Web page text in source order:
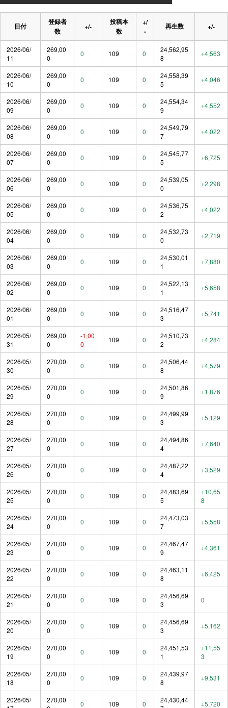
日付
登録者
数
+/-
投稿本
数
+/
-
再生数 +/-
2026/06/
11
269,00
0
0 109 0
24,562,95
8
+4,563
2026/06/
10
269,00
0
0 109 0
24,558,39
5
+4,046
2026/06/
09
269,00
0
0 109 0
24,554,34
9
+4,552
2026/06/
08
269,00
0
0 109 0
24,549,79
7
+4,022
2026/06/
07
269,00
0
0 109 0
24,545,77
5
+6,725
2026/06/
06
269,00
0
0 109 0
24,539,05
0
+2,298
2026/06/
05
269,00
0
0 109 0
24,536,75
2
+4,022
2026/06/
04
269,00
0
0 109 0
24,532,73
0
+2,719
2026/06/
03
269,00
0
0 109 0
24,530,01
1
+7,880
2026/06/
02
269,00
0
0 109 0
24,522,13
1
+5,658
2026/06/
01
269,00
0
0 109 0
24,516,47
3
+5,741
2026/05/
31
269,00
0
-1,00
0
109 0
24,510,73
2
+4,284
2026/05/
30
270,00
0
0 109 0
24,506,44
8
+4,579
2026/05/
29
270,00
0
0 109 0
24,501,86
9
+1,876
2026/05/
28
270,00
0
0 109 0
24,499,99
3
+5,129
2026/05/
27
270,00
0
0 109 0
24,494,86
4
+7,640
2026/05/
26
270,00
0
0 109 0
24,487,22
4
+3,529
2026/05/
25
270,00
0
0 109 0
24,483,69
5
+10,65
8
2026/05/
24
270,00
0
0 109 0
24,473,03
7
+5,558
2026/05/
23
270,00
0
0 109 0
24,467,47
9
+4,361
2026/05/
22
270,00
0
0 109 0
24,463,11
8
+6,425
2026/05/
21
270,00
0
0 109 0
24,456,69
3
0
2026/05/
20
270,00
0
0 109 0
24,456,69
3
+5,162
2026/05/
19
270,00
0
0 109 0
24,451,53
1
+11,55
3
2026/05/
18
270,00
0
0 109 0
24,439,97
8
+9,531
2026/05/
270,00
0 109 0
24,430,44
+5,720